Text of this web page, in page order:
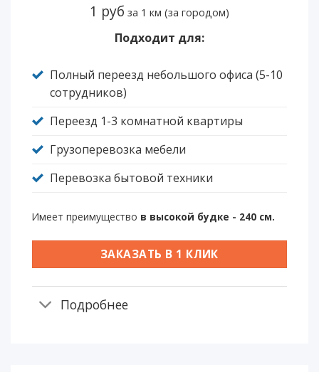
1 руб за 1 км (за городом)
Подходит для:
Полный переезд небольшого офиса (5-10
сотрудников)
Переезд 1-3 комнатной квартиры
Грузоперевозка мебели
Перевозка бытовой техники
Имеет преимущество в высокой будке - 240 см.
ЗАКАЗАТЬ В 1 КЛИК
Подробнее